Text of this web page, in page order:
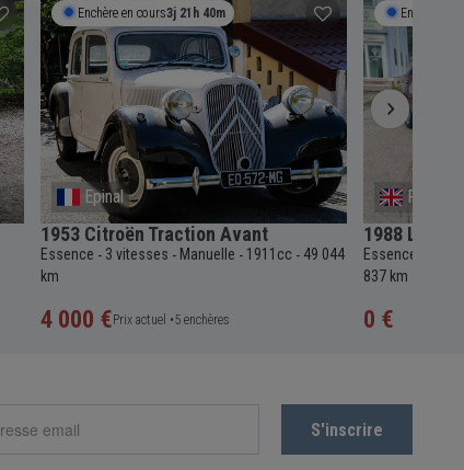
Enchère en cours3j 21h 40m
Epinal
1953 Citroën Traction Avant
Essence - 3 vitesses - Manuelle - 1911cc - 49 044
km
4 000 €Prix actuel •5 enchères
Enchère en
1988
Essence
837 km
0 €